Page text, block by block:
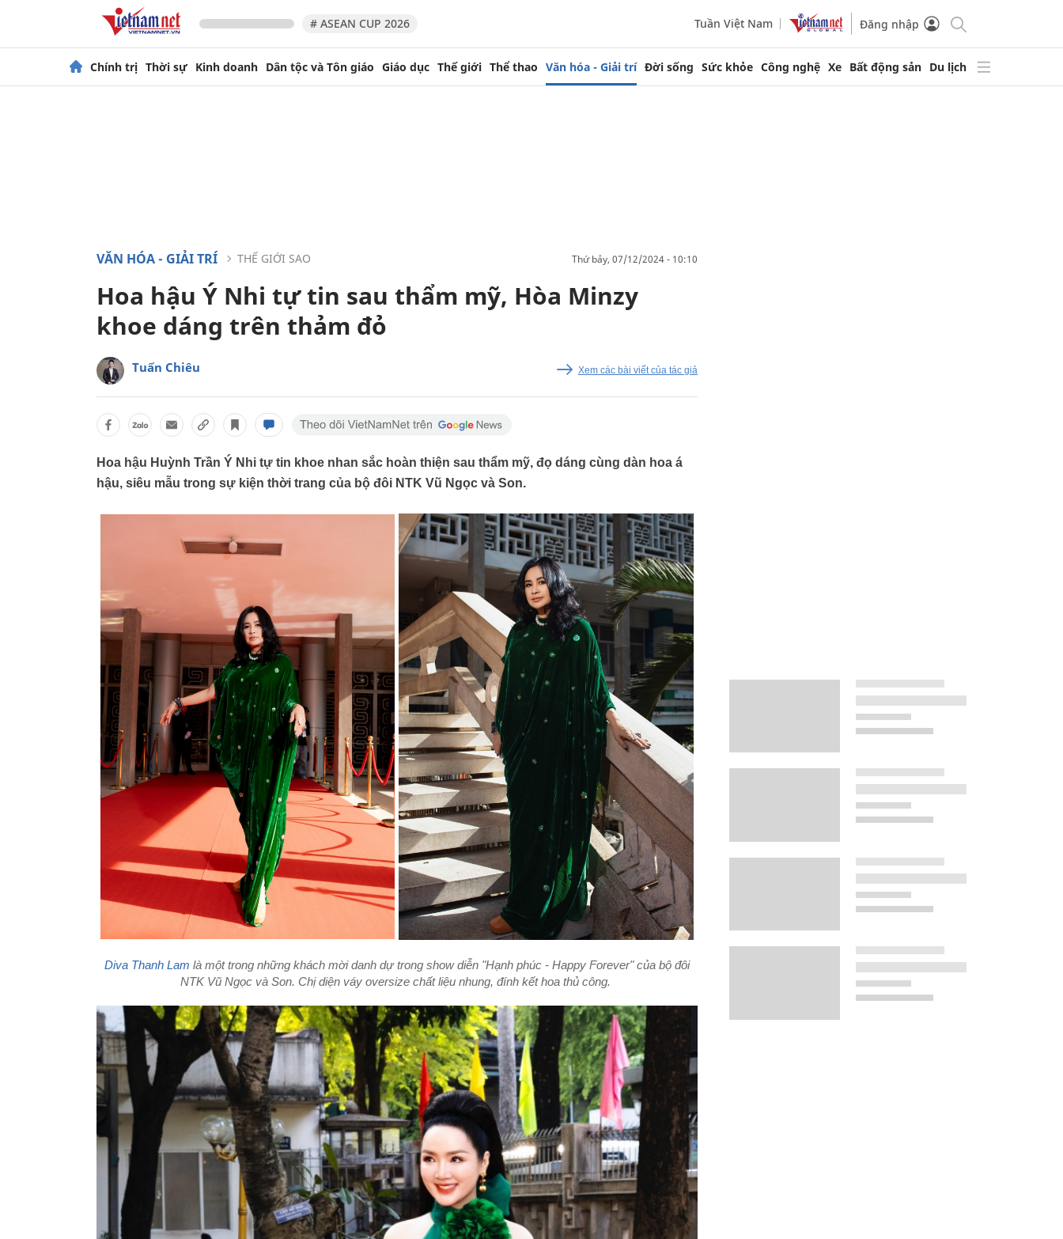
# ASEAN CUP 2026 Tuần Việt Nam Đăng nhập
Chính trị Thời sự Kinh doanh Dân tộc và Tôn giáo Giáo dục Thế giới Thể thao Văn hóa - Giải trí Đời sống Sức khỏe Công nghệ Xe Bất động sản Du lịch
VĂN HÓA - GIẢI TRÍ THẾ GIỚI SAO thứ bảy, 07/12/2024 - 10:10
Hoa hậu Ý Nhi tự tin sau thẩm mỹ, Hòa Minzy
khoe dáng trên thảm đỏ
Tuấn Chiêu Xem các bài viết của tác giả
Hoa hậu Huỳnh Trần Ý Nhi tự tin khoe nhan sắc hoàn thiện sau thẩm mỹ, đọ dáng cùng dàn hoa á
hậu, siêu mẫu trong sự kiện thời trang của bộ đôi NTK Vũ Ngọc và Son.
Diva Thanh Lam là một trong những khách mời danh dự trong show diễn "Hạnh phúc - Happy Forever" của bộ đôi
NTK Vũ Ngọc và Son. Chị diện váy oversize chất liệu nhung, đính kết hoa thủ công.